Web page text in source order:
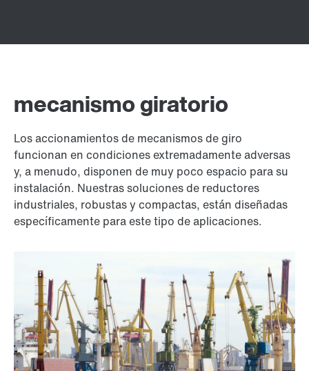
mecanismo giratorio
Los accionamientos de mecanismos de giro
funcionan en condiciones extremadamente adversas
y, a menudo, disponen de muy poco espacio para su
instalación. Nuestras soluciones de reductores
industriales, robustas y compactas, están diseñadas
específicamente para este tipo de aplicaciones.